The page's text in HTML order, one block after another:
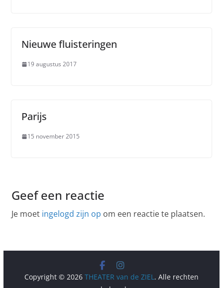
Nieuwe fluisteringen
19 augustus 2017
Parijs
15 november 2015
Geef een reactie
Je moet ingelogd zijn op om een reactie te plaatsen.
Copyright © 2026 THEATER van de ZIEL. Alle rechten